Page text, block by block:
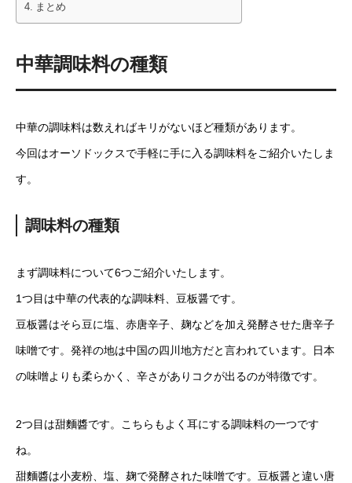
まとめ
中華調味料の種類
中華の調味料は数えればキリがないほど種類があります。
今回はオーソドックスで手軽に手に入る調味料をご紹介いたしま
す。
調味料の種類
まず調味料について6つご紹介いたします。
1つ目は中華の代表的な調味料、豆板醤です。
豆板醤はそら豆に塩、赤唐辛子、麹などを加え発酵させた唐辛子
味噌です。発祥の地は中国の四川地方だと言われています。日本
の味噌よりも柔らかく、辛さがありコクが出るのが特徴です。
2つ目は甜麵醬です。こちらもよく耳にする調味料の一つです
ね。
甜麵醬は小麦粉、塩、麹で発酵された味噌です。豆板醤と違い唐